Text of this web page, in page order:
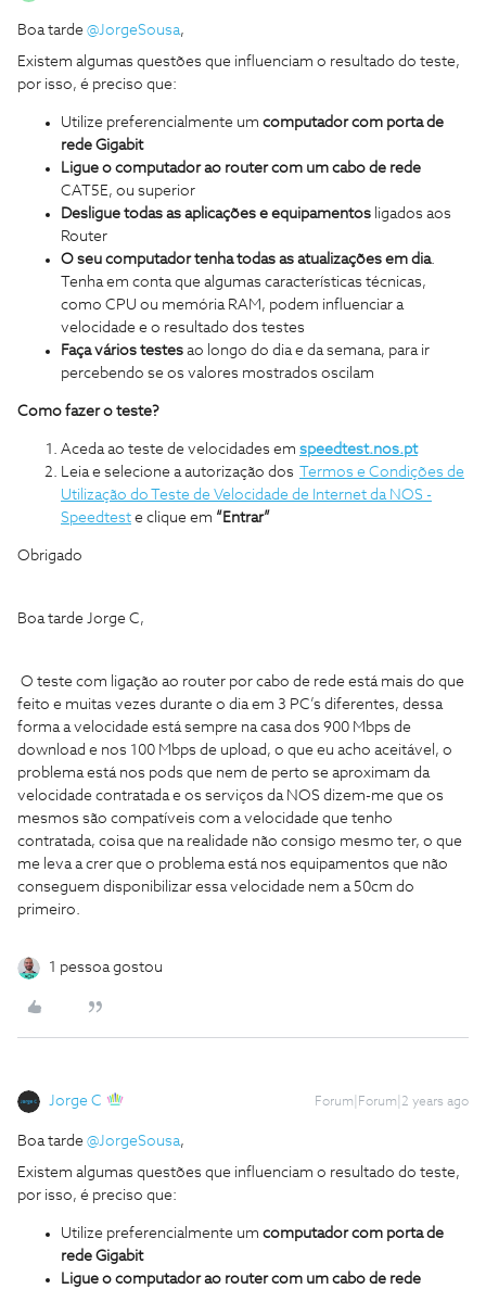
Boa tarde @JorgeSousa,
Existem algumas questões que influenciam o resultado do teste,
por isso, é preciso que:
Utilize preferencialmente um computador com porta de
rede Gigabit
Ligue o computador ao router com um cabo de rede
CAT5E, ou superior
Desligue todas as aplicações e equipamentos ligados aos
Router
O seu computador tenha todas as atualizações em dia.
Tenha em conta que algumas características técnicas,
como CPU ou memória RAM, podem influenciar a
velocidade e o resultado dos testes
Faça vários testes ao longo do dia e da semana, para ir
percebendo se os valores mostrados oscilam
Como fazer o teste?
Aceda ao teste de velocidades em speedtest.nos.pt
Leia e selecione a autorização dos
Termos e Condições de
Utilização do Teste de Velocidade de Internet da NOS -
Speedtest e clique em “Entrar”
Obrigado
Boa tarde Jorge C,
O teste com ligação ao router por cabo de rede está mais do que
feito e muitas vezes durante o dia em 3 PC’s diferentes, dessa
forma a velocidade está sempre na casa dos 900 Mbps de
download e nos 100 Mbps de upload, o que eu acho aceitável, o
problema está nos pods que nem de perto se aproximam da
velocidade contratada e os serviços da NOS dizem-me que os
mesmos são compatíveis com a velocidade que tenho
contratada, coisa que na realidade não consigo mesmo ter, o que
me leva a crer que o problema está nos equipamentos que não
conseguem disponibilizar essa velocidade nem a 50cm do
primeiro.
1 pessoa gostou
Jorge C Forum|Forum|2 years ago
Boa tarde @JorgeSousa,
Existem algumas questões que influenciam o resultado do teste,
por isso, é preciso que:
Utilize preferencialmente um computador com porta de
rede Gigabit
Ligue o computador ao router com um cabo de rede